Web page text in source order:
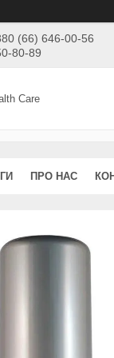
(66) 646-00-56
80-89
Care
ПРО НАС